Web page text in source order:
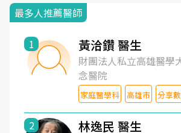
最多人推薦醫師
1 黃洽鑽 醫生
財團法人私立高雄醫學
念醫院
家庭醫學科 高雄市 分享
2 林逸民 醫生